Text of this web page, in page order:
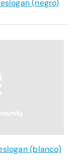
(negro)
(blanco)